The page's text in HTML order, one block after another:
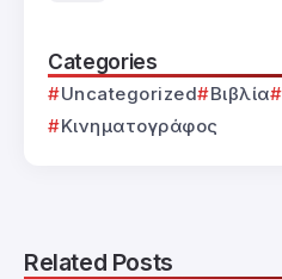
Categories
Uncategorized Βιβλία
Κινηματογράφος
Related Posts